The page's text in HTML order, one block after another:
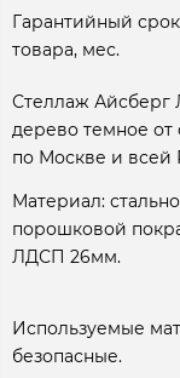
Гарантийный срок
товара, мес.
Стеллаж Айсберг
дерево темное от
по Москве и всей
Материал:
порошковой
ЛДСП 26мм.
Используемые
безопасные.